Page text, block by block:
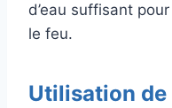
d’eau suffisant
le feu.
Utilisation de